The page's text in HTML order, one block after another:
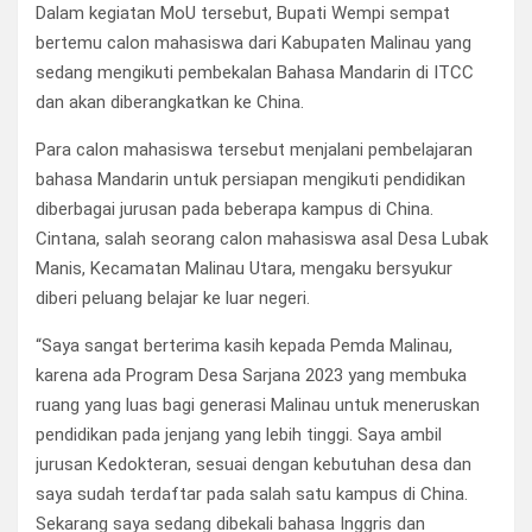
Dalam kegiatan MoU tersebut, Bupati Wempi sempat
bertemu calon mahasiswa dari Kabupaten Malinau yang
sedang mengikuti pembekalan Bahasa Mandarin di ITCC
dan akan diberangkatkan ke China.
Para calon mahasiswa tersebut menjalani pembelajaran
bahasa Mandarin untuk persiapan mengikuti pendidikan
diberbagai jurusan pada beberapa kampus di China.
Cintana, salah seorang calon mahasiswa asal Desa Lubak
Manis, Kecamatan Malinau Utara, mengaku bersyukur
diberi peluang belajar ke luar negeri.
“Saya sangat berterima kasih kepada Pemda Malinau,
karena ada Program Desa Sarjana 2023 yang membuka
ruang yang luas bagi generasi Malinau untuk meneruskan
pendidikan pada jenjang yang lebih tinggi. Saya ambil
jurusan Kedokteran, sesuai dengan kebutuhan desa dan
saya sudah terdaftar pada salah satu kampus di China.
Sekarang saya sedang dibekali bahasa Inggris dan